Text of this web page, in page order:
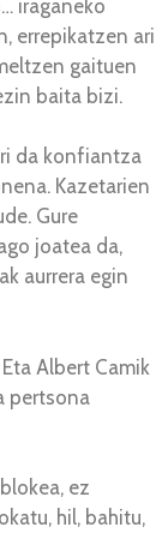
iraganeko
errepikatzen ari
gaituen
baita bizi.
da konfiantza
Kazetarien
Gure
joatea da,
aurrera egin
Albert Camik
pertsona
ez
hil, bahitu,